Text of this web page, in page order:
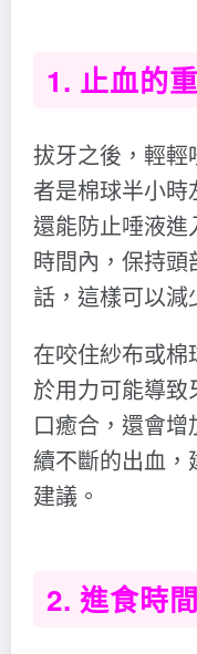
1. 止血的
拔牙之後，輕
者是棉球半小時
還能防止唾液
時間內，保持
話，這樣可以減
在咬住紗布或
於用力可能導
口癒合，還會
續不斷的出血
建議。
2. 進食時